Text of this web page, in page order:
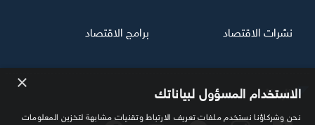
تابعنا
نشرات الاقتصاد برامج الاقتصاد
× الاستخدام المسؤول لبياناتك
نحن وشركاؤنا نستخدم ملفات تعريف الارتباط وتقنيات مشابهة لتخزين المعلومات